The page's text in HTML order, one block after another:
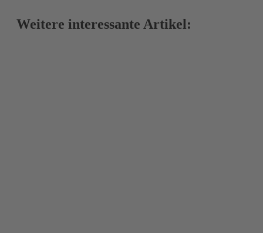
Weitere interessante Artikel: